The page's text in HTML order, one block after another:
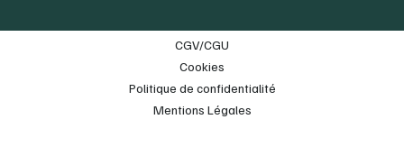
CGV/CGU
Cookies
Politique de confidentialité
Mentions Légales